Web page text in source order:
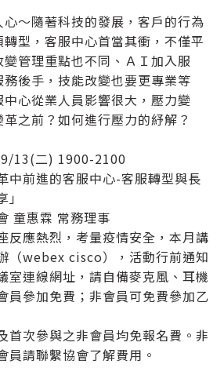
～隨著科技的發展，客戶的行為
型，客服中心首當其衝，不僅平
管理重點也不同、ＡＩ加入服
後手，技能改變也要更專業等
心從業人員影響很大，壓力變
之前？如何進行壓力的紓解？
13(二) 1900-2100
中前進的客服中心-客服轉型與長
童惠霖 常務理事
反應熱烈，考量疫情安全，本月講
（webex cisco），活動行前通知
室連線網址，請自備麥克風、耳機
員參加免費；非會員可免費參加乙
首次參與之非會員均免報名費。非
員請聯繫協會了解費用。